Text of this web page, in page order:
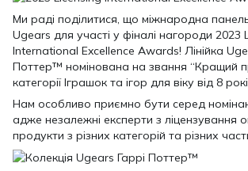
Ми раді поділитися, що міжнародна
Ugears для участі у фіналі нагороди 2023
International Excellence Awards! Лінійка
Поттер™ номінована на звання “Кращий
категорії Іграшок та ігор для віку від 8
Нам особливо приємно бути серед
адже незалежні експерти з ліцензування
продукти з різних категорій та різних